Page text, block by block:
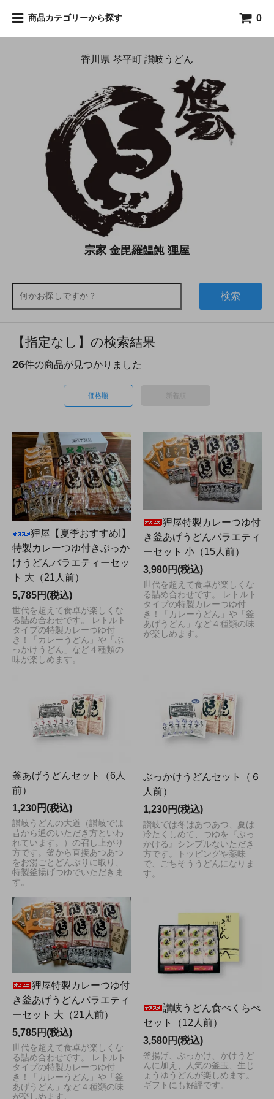
商品カテゴリーから探す 0
香川県 琴平町 讃岐うどん
宗家 金毘羅饂飩 狸屋
検索
【指定なし】の検索結果
26件の商品が見つかりました
価格順 新着順
狸屋【夏季おすすめ!】
特製カレーつゆ付きぶっか
けうどんバラエティーセッ
ト 大（21人前）
5,785円(税込)
世代を超えて食卓が楽しくな
る詰め合わせです。 レトルト
タイプの特製カレーつゆ付
き！「カレーうどん」や「ぶ
っかけうどん」など４種類の
味が楽しめます。
狸屋特製カレーつゆ付
き釜あげうどんバラエティ
ーセット 小（15人前）
3,980円(税込)
世代を超えて食卓が楽しくな
る詰め合わせです。 レトルト
タイプの特製カレーつゆ付
き！「カレーうどん」や「釜
あげうどん」など４種類の味
が楽しめます。
釜あげうどんセット（6人
前）
1,230円(税込)
讃岐うどんの大道（讃岐では
昔から通のいただき方といわ
れています。）の召し上がり
方です。釜から直接あつあつ
をお湯ごとどんぶりに取り、
特製釜揚げつゆでいただきま
す。
ぶっかけうどんセット（６
人前）
1,230円(税込)
讃岐では冬はあつあつ、夏は
冷たくしめて、つゆを『ぶっ
かける』シンプルないただき
方です。トッピングや薬味
で、ごちそううどんになりま
す。
狸屋特製カレーつゆ付
き釜あげうどんバラエティ
ーセット 大（21人前）
5,785円(税込)
世代を超えて食卓が楽しくな
る詰め合わせです。 レトルト
タイプの特製カレーつゆ付
き！「カレーうどん」や「釜
あげうどん」など４種類の味
が楽しめます。
讃岐うどん食べくらべ
セット（12人前）
3,580円(税込)
釜揚げ、ぶっかけ、かけうど
んに加え、人気の釜玉、生じ
ょうゆうどんが楽しめます。
ギフトにも好評です。